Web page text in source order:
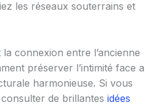
les réseaux souterrains et
connexion entre l’ancienne
préserver l’intimité face
harmonieuse. Si vous
de brillantes idées